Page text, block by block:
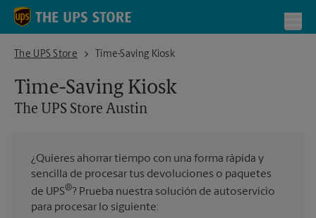
Skip to content
Return to Nav
The UPS Store
The UPS Store AustinTime-Saving Kiosk
Time-Saving Kiosk
The UPS Store Austin
¿Quieres ahorrar tiempo con una forma rápida y
sencilla de procesar tus devoluciones o paquetes
de UPS®? Prueba nuestra solución de autoservicio
para procesar lo siguiente: